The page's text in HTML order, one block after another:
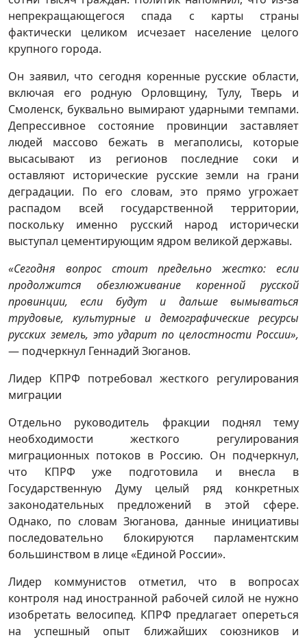
непрекращающегося спада с карты страны
фактически целиком исчезает население целого
крупного города.
Он заявил, что сегодня коренные русские области,
включая его родную Орловщину, Тулу, Тверь и
Смоленск, буквально вымирают ударными темпами.
Депрессивное состояние провинции заставляет
людей массово бежать в мегаполисы, которые
высасывают из регионов последние соки и
оставляют исторические русские земли на грани
деградации. По его словам, это прямо угрожает
распадом всей государственной территории,
поскольку именно русский народ исторически
выступал цементирующим ядром великой державы.
«Сегодня вопрос стоит предельно жестко: если
продолжится обезлюживание коренной русской
провинции, если будут и дальше вымываться
трудовые, культурные и демографические ресурсы
русских земель, это ударит по целостности России»,
— подчеркнул Геннадий Зюганов.
Лидер КПРФ потребовал жесткого регулирования
миграции
Отдельно руководитель фракции поднял тему
необходимости жесткого регулирования
миграционных потоков в Россию. Он подчеркнул,
что КПРФ уже подготовила и внесла в
Государственную Думу целый ряд конкретных
законодательных предложений в этой сфере.
Однако, по словам Зюганова, данные инициативы
последовательно блокируются парламентским
большинством в лице «Единой России».
Лидер коммунистов отметил, что в вопросах
контроля над иностранной рабочей силой не нужно
изобретать велосипед. КПРФ предлагает опереться
на успешный опыт ближайших союзников и